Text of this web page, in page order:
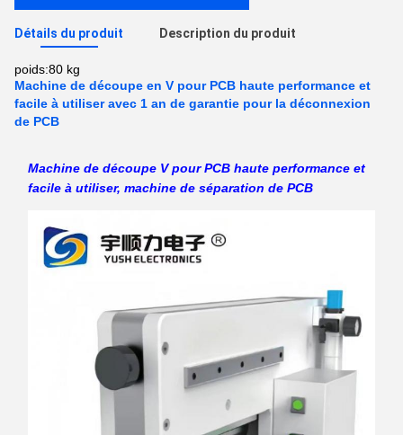
Détails du produit Description du produit
poids:80 kg
Machine de découpe en V pour PCB haute performance et
facile à utiliser avec 1 an de garantie pour la déconnexion
de PCB
Machine de découpe V pour PCB haute performance et
facile à utiliser, machine de séparation de PCB